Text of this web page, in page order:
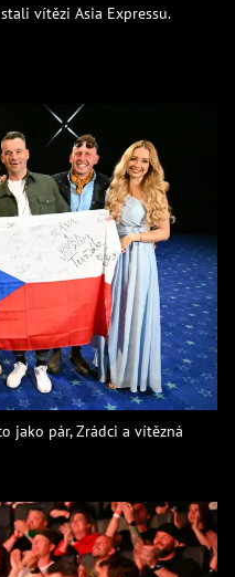
vítězi Asia Expressu.
jako pár, Zrádci a vítězná